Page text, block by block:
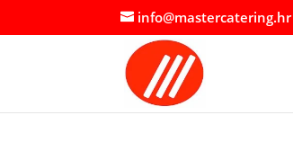
info@mastercatering.hr